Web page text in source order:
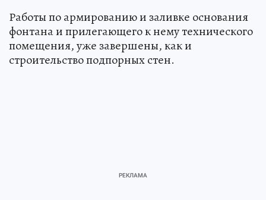
Работы по армированию и заливке основания
фонтана и прилегающего к нему технического
помещения, уже завершены, как и
строительство подпорных стен.